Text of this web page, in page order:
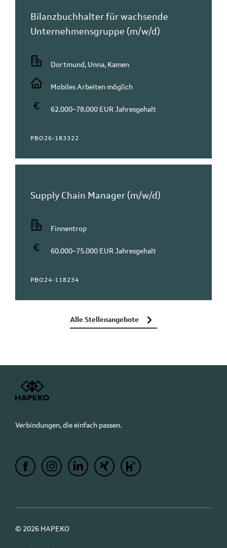
Bilanzbuchhalter für wachsende
Unternehmensgruppe (m/w/d)
Dortmund, Unna, Kamen
Mobiles Arbeiten möglich
62.000–78.000 EUR Jahresgehalt
PBO26-183322
Supply Chain Manager (m/w/d)
Finnentrop
60.000–75.000 EUR Jahresgehalt
PBO24-118234
Alle Stellenangebote
Verbindungen, die einfach passen.
© 2026 HAPEKO